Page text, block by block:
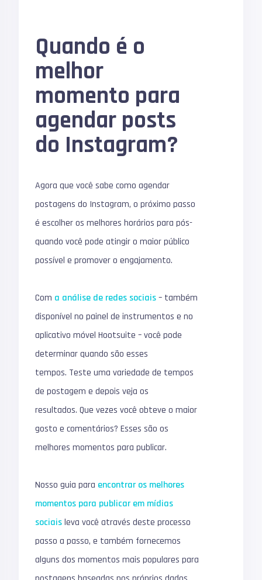
Quando é o
melhor
momento para
agendar posts
do Instagram?
Agora que você sabe como agendar
postagens do Instagram, o próximo passo
é escolher os melhores horários para pós-
quando você pode atingir o maior público
possível e promover o engajamento.
Com a análise de redes sociais– também
disponível no painel de instrumentos e no
aplicativo móvel Hootsuite – você pode
determinar quando são esses
tempos. Teste uma variedade de tempos
de postagem e depois veja os
resultados. Que vezes você obteve o maior
gosto e comentários? Esses são os
melhores momentos para publicar.
Nosso guia para encontrar os melhores
momentos para publicar em mídias
sociaisleva você através deste processo
passo a passo, e também fornecemos
alguns dos momentos mais populares para